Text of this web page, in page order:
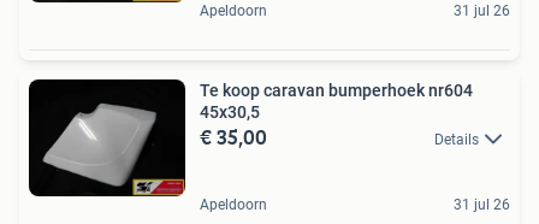
Apeldoorn 31 jul 26
Te koop caravan bumperhoek nr604
45x30,5
€ 35,00 Details
Apeldoorn 31 jul 26